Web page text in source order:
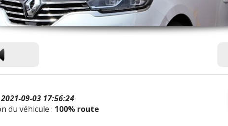
2021-09-03 17:56:24
du véhicule : 100% route